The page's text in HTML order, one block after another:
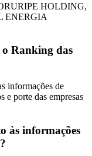
HOLDING,
ENERGIA
Ranking das
informações de
e porte das empresas
às informações